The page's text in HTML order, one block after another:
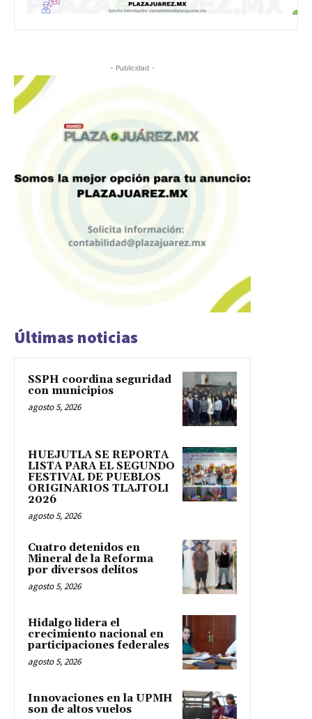
- Publicidad -
Últimas noticias
SSPH coordina seguridad
con municipios
agosto 5, 2026
HUEJUTLA SE REPORTA
LISTA PARA EL SEGUNDO
FESTIVAL DE PUEBLOS
ORIGINARIOS TLAJTOLI
2026
agosto 5, 2026
Cuatro detenidos en
Mineral de la Reforma
por diversos delitos
agosto 5, 2026
Hidalgo lidera el
crecimiento nacional en
participaciones federales
agosto 5, 2026
Innovaciones en la UPMH
son de altos vuelos